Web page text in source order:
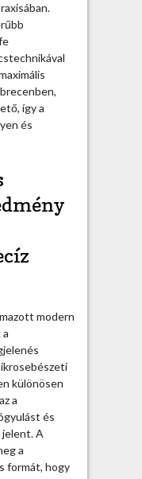
így a
és
modern
különösen
a
és
A
a
formát, hogy